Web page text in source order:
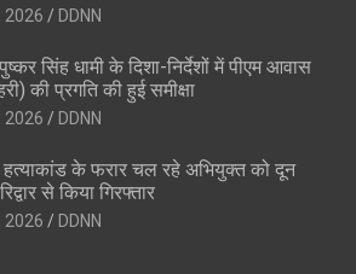
2026 DDNN
सिंह धामी के दिशा-निर्देशों में पीएम आवास
की प्रगति की हुई समीक्षा
2026 DDNN
हत्याकांड के फरार चल रहे अभियुक्त को दून
से किया गिरफ्तार
2026 DDNN